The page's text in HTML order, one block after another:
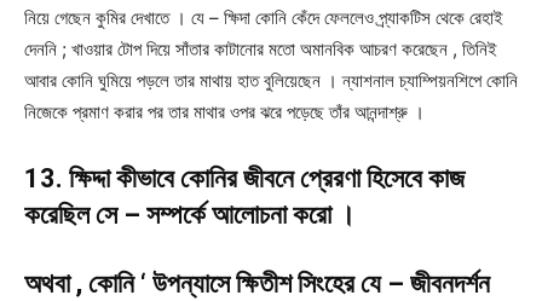
নিয়ে গেছেন কুমির দেখাতে । যে – ক্ষিদা কোনি কেঁদে ফেললেও প্র্যাকটিস থেকে রেহাই
দেননি ; খাওয়ার টোপ দিয়ে সাঁতার কাটানোর মতো অমানবিক আচরণ করেছেন , তিনিই
আবার কোনি ঘুমিয়ে পড়লে তার মাথায় হাত বুলিয়েছেন । ন্যাশনাল চ্যাম্পিয়নশিপে কোনি
নিজেকে প্রমাণ করার পর তার মাথার ওপর ঝরে পড়েছে তাঁর আনন্দাশ্রু ।
13. ক্ষিদ্দা কীভাবে কোনির জীবনে প্রেরণা হিসেবে কাজ
করেছিল সে – সম্পর্কে আলোচনা করো ।
অথবা , কোনি ‘ উপন্যাসে ক্ষিতীশ সিংহের যে – জীবনদর্শন